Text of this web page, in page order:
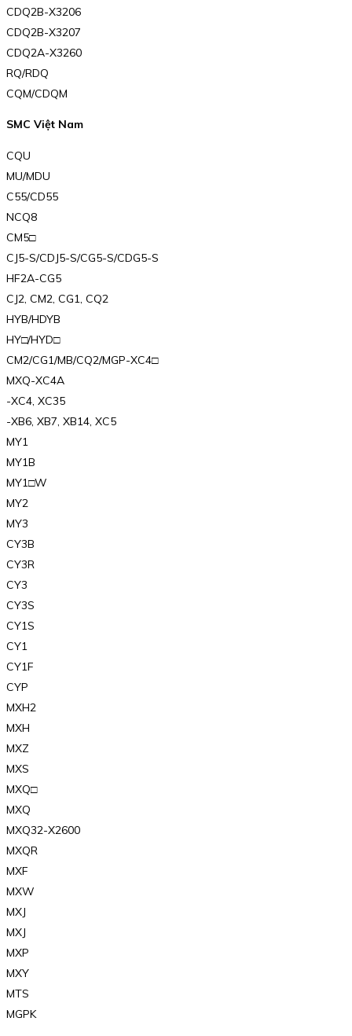
CDQ2B-X3206
CDQ2B-X3207
CDQ2A-X3260
RQ/RDQ
CQM/CDQM
SMC Việt Nam
CQU
MU/MDU
C55/CD55
NCQ8
CM5□
CJ5-S/CDJ5-S/CG5-S/CDG5-S
HF2A-CG5
CJ2, CM2, CG1, CQ2
HYB/HDYB
HY□/HYD□
CM2/CG1/MB/CQ2/MGP-XC4□
MXQ-XC4A
-XC4, XC35
-XB6, XB7, XB14, XC5
MY1
MY1B
MY1□W
MY2
MY3
CY3B
CY3R
CY3
CY3S
CY1S
CY1
CY1F
CYP
MXH2
MXH
MXZ
MXS
MXQ□
MXQ
MXQ32-X2600
MXQR
MXF
MXW
MXJ
MXJ
MXP
MXY
MTS
MGPK